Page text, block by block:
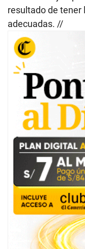
resultado de tener
adecuadas. //